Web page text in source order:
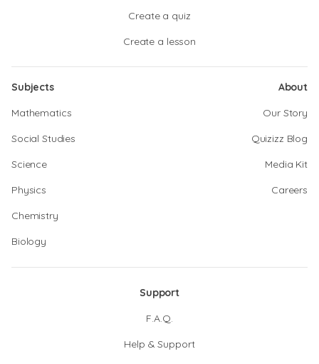
Create a quiz
Create a lesson
Subjects
Mathematics
Social Studies
Science
Physics
Chemistry
Biology
About
Our Story
Quizizz Blog
Media Kit
Careers
Support
F.A.Q.
Help & Support